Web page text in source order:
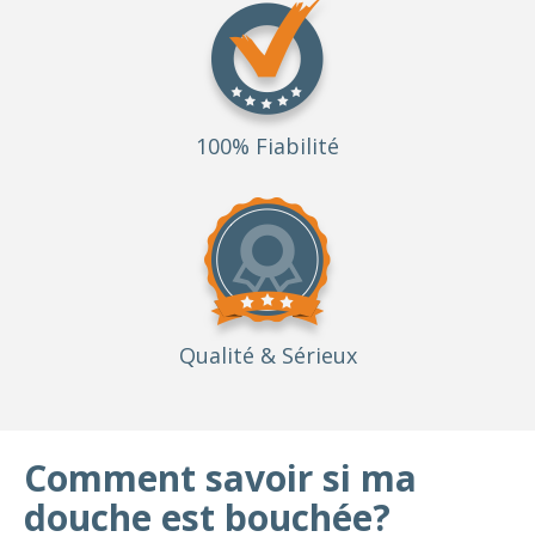
100% Fiabilité
Qualité & Sérieux
Comment savoir si ma
douche est bouchée?